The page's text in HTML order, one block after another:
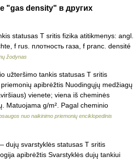
"gas density" в других
statusas T sritis fizika atitikmenys: angl.
f rus. плотность газа, f pranc. densité
žodynas
užteršimo tankis statusas T sritis
apibrėžtis Nuodingųjų medžiagų
vienete; viena iš cheminės
Matuojama g/m². Pagal cheminio
nuo naikinimo priemonių enciklopedinis
dujų svarstyklės statusas T sritis
apibrėžtis Svarstyklės dujų tankiui